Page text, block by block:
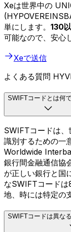
Xeは世界中の
単にします。 130
可能なので、安心
Xeで送信
よくある質問
SWIFTコードとは何
SWIFTコードは、
識別するための
Worldwide
銀行間金融通信協
が正しい銀行と国
なSWIFTコードは
地、時には特定の
SWIFTコードは異な